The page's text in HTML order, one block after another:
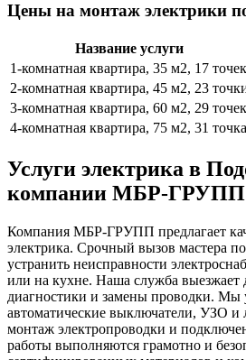
Цены на монтаж электрики
Название услуги
1-комнатная квартира, 35 м2, 17 точек
2-комнатная квартира, 45 м2, 23
3-комнатная квартира, 60 м2, 29 точек
4-комнатная квартира, 75 м2, 31 точка
Услуги электрика в
компании МБР-ГРУПП
Компания МБР-ГРУПП предлагает
электрика. Срочный вызов мастера
устранить неисправности
или на кухне. Наша служба выезжает
диагностики и замены проводки. Мы
автоматические выключатели, УЗО
монтаж электропроводки и
работы выполняются грамотно и